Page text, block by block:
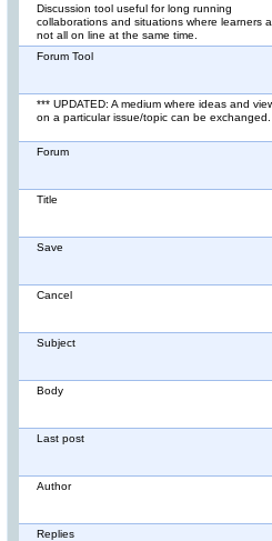
Discussion tool useful for long running
collaborations and situations where learners
not all on line at the same time.
Forum Tool
*** UPDATED: A medium where ideas and
on a particular issue/topic can be exchanged.
Forum
Title
Save
Cancel
Subject
Body
Last post
Author
Replies